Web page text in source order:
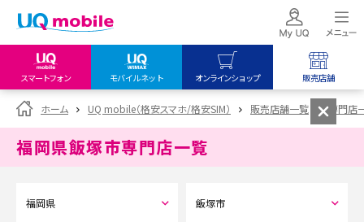
スマートフォン モバイルネット オンラインショップ 販売店舗
my UQ WiMAX
UQ WiMAX ご契約の方
My UQ mobile
UQ mobile
オンラインショップ
UQ WiMAX
UQ mobile
販売店舗
UQ WiMAX
ホーム UQ mobile（格安スマホ/格安SIM） 販売店舗一覧 専門店
福岡県飯塚市専門店一覧